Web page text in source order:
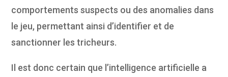
comportements suspects ou des anomalies dans
le jeu, permettant ainsi d’identifier et de
sanctionner les tricheurs.
Il est donc certain que l’intelligence artificielle a